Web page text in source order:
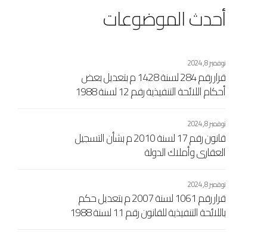
أحدث الموضوعات
نوفمبر 8, 2024
قرار رقم 284 لسنة 1428 م بتعديل بعض
أحكام اللائحة التنفيذية رقم 12 لسنة 1988
إفرنجي بشأن مصلحة التسجيل العقاري
لسنة 1989 إفرنجي اللجنة الشعبية العامة
نوفمبر 8, 2024
قانون رقم 17 لسنة 2010 م بشأن التسجيل
العقاري وأملاك الدولة
نوفمبر 8, 2024
قرار رقم 1061 لسنة 2007 م بتعديل حكم
باللائحة التنفيذية للقانون رقم 11 لسنة 1988